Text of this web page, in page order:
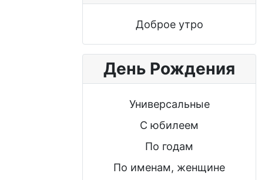
Доброе утро
День Рождения
Универсальные
С юбилеем
По годам
По именам, женщине